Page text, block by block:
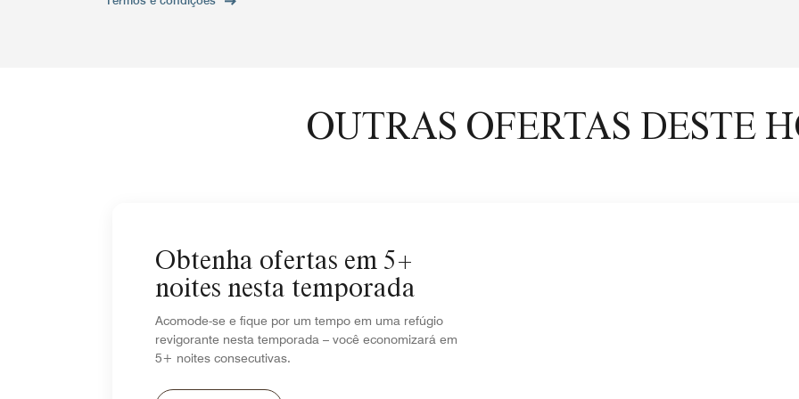
OUTRAS OFERTAS DESTE
Obtenha ofertas em 5+
noites nesta temporada
Acomode-se e fique por um tempo em uma refúgio
revigorante nesta temporada – você economizará em
5+ noites consecutivas.